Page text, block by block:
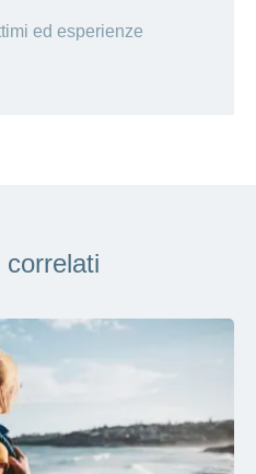
ed esperienze